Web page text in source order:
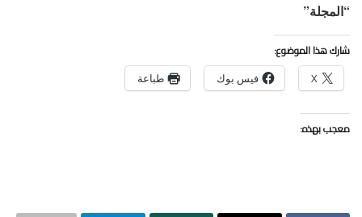
“المجلة”
شارك هذا الموضوع:
X فيس بوك طباعة
معجب بهذه: